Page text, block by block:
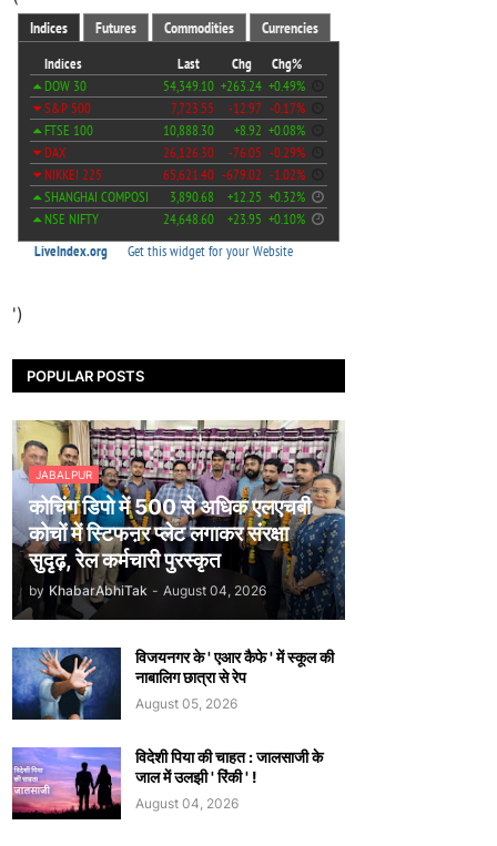
')
POPULAR POSTS
JABALPUR
कोचिंग डिपो में 500 से अधिक एलएचबी
कोचों में स्टिफऩर प्लेट लगाकर संरक्षा
सुदृढ़, रेल कर्मचारी पुरस्कृत
by KhabarAbhiTak - August 04, 2026
विजयनगर के ' एआर कैफे ' में स्कूल की
नाबालिग छात्रा से रेप
August 05, 2026
विदेशी पिया की चाहत : जालसाजी के
जाल में उलझी ' रिंकी ' !
August 04, 2026